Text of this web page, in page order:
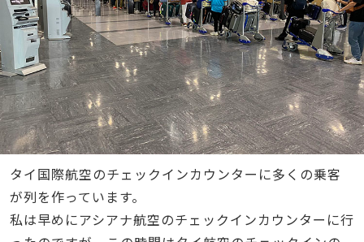
タイ国際航空のチェックインカウンターに多くの乗客
が列を作っています。
私は早めにアシアナ航空のチェックインカウンターに行